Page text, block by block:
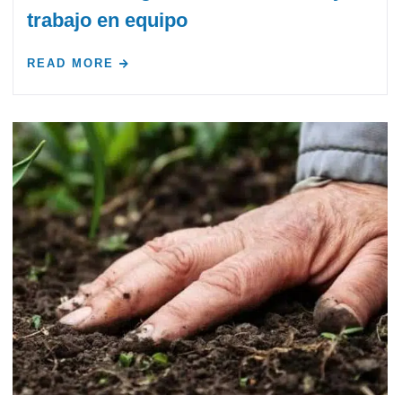
trabajo en equipo
READ MORE